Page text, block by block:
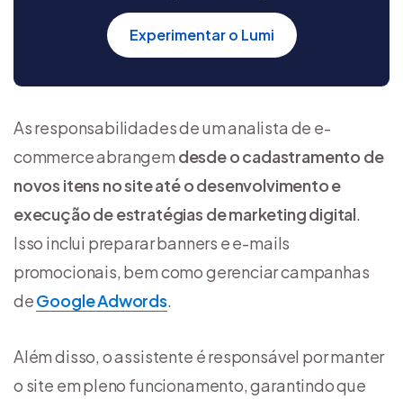
Experimentar o Lumi
As responsabilidades de um analista de e-
commerce abrangem desde o cadastramento de
novos itens no site até o desenvolvimento e
execução de estratégias de marketing digital.
Isso inclui preparar banners e e-mails
promocionais, bem como gerenciar campanhas
deGoogle Adwords.
Além disso, o assistente é responsável por manter
o site em pleno funcionamento, garantindo que